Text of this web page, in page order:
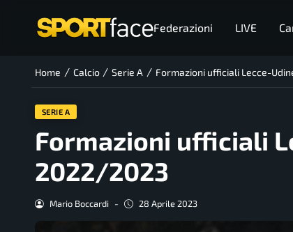
Federazioni LIVE
Home / Calcio / Serie A / Formazioni ufficiali Lecce-
SERIE A
Formazioni ufficiali
2022/2023
Mario Boccardi - 28 Aprile 2023